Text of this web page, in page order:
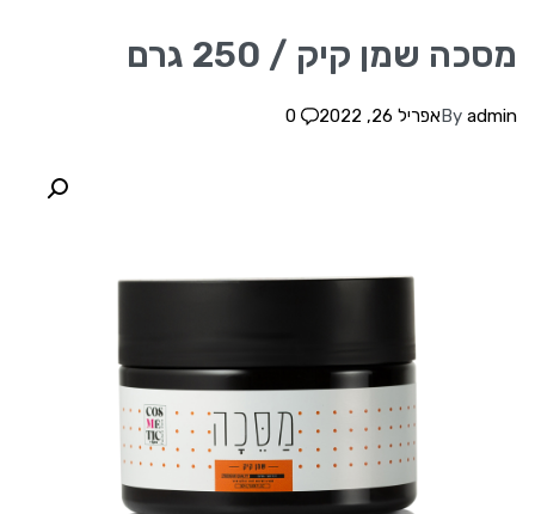
מסכה שמן קיק / 250 גרם
By admin אפריל 26, 2022